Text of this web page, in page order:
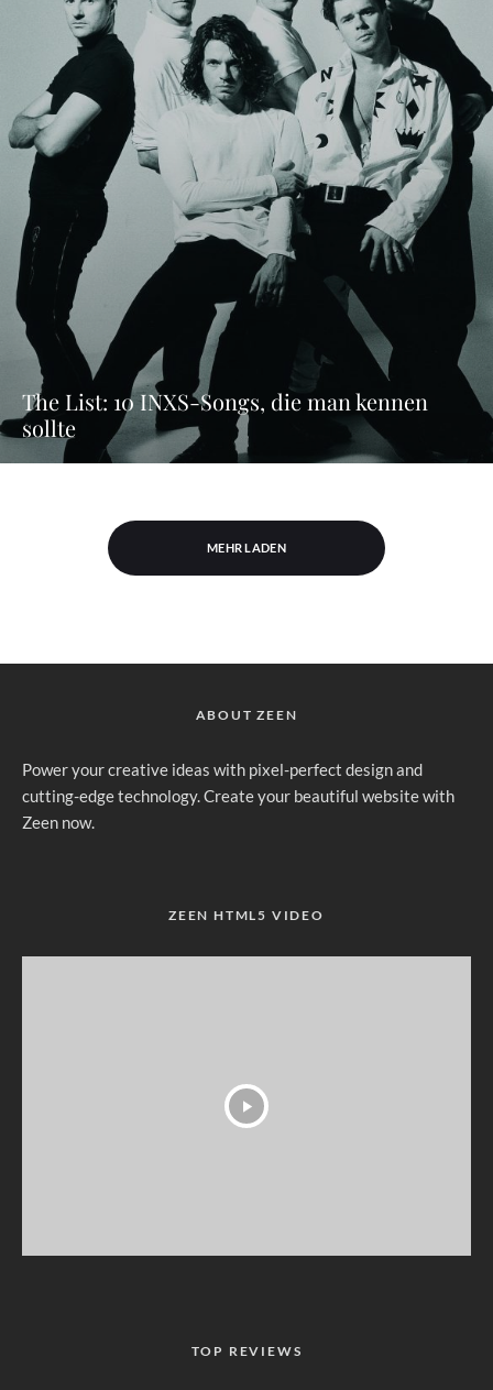
The List: 10 INXS-Songs, die man kennen
sollte
MEHR LADEN
ABOUT ZEEN
Power your creative ideas with pixel-perfect design and
cutting-edge technology. Create your beautiful website with
Zeen now.
ZEEN HTML5 VIDEO
TOP REVIEWS